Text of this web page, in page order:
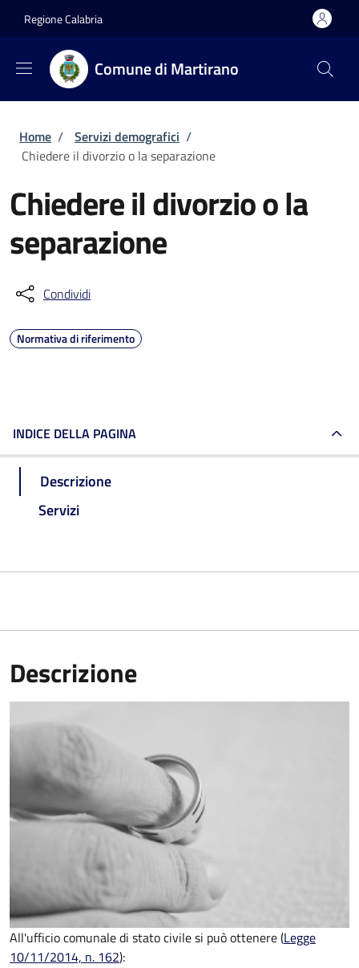
Regione Calabria
Comune di Martirano
Briciole di pane
Home / Servizi demografici /
Chiedere il divorzio o la separazione
Chiedere il divorzio o la
separazione
Condividi
Normativa di riferimento
INDICE DELLA PAGINA
Descrizione
Servizi
Descrizione
All'ufficio comunale di stato civile si può ottenere (Legge
10/11/2014, n. 162):